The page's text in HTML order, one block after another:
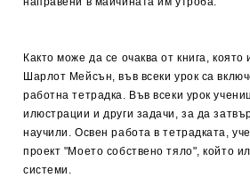
Както може да се очаква от книга,
Шарлот Мейсън, във всеки урок са
работна тетрадка. Във всеки урок
илюстрации и други задачи, за да
научили. Освен работа в тетрадката,
проект "Моето собствено тяло", който
системи.